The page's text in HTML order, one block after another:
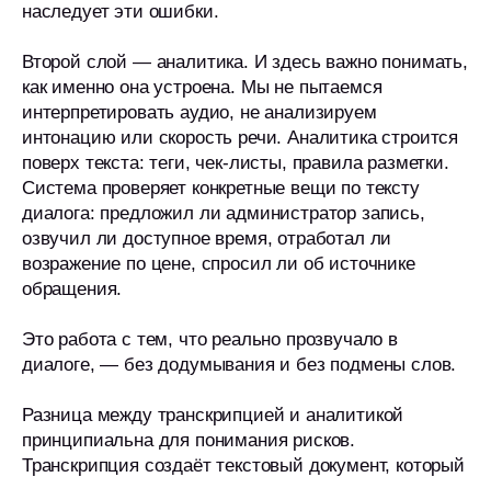
наследует эти ошибки.
Второй слой — аналитика. И здесь важно понимать,
как именно она устроена. Мы не пытаемся
интерпретировать аудио, не анализируем
интонацию или скорость речи. Аналитика строится
поверх текста: теги, чек-листы, правила разметки.
Система проверяет конкретные вещи по тексту
диалога: предложил ли администратор запись,
озвучил ли доступное время, отработал ли
возражение по цене, спросил ли об источнике
обращения.
Это работа с тем, что реально прозвучало в
диалоге, — без додумывания и без подмены слов.
Разница между транскрипцией и аналитикой
принципиальна для понимания рисков.
Транскрипция создаёт текстовый документ, который